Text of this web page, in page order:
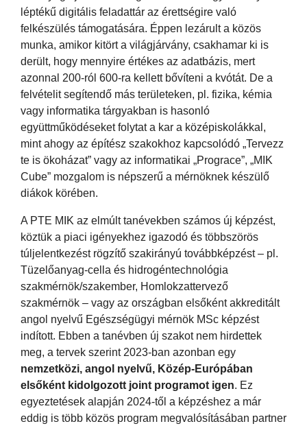
léptékű digitális feladattár az érettségire való
felkészülés támogatására. Éppen lezárult a közös
munka, amikor kitört a világjárvány, csakhamar ki is
derült, hogy mennyire értékes az adatbázis, mert
azonnal 200-ról 600-ra kellett bővíteni a kvótát. De a
felvételit segítendő más területeken, pl. fizika, kémia
vagy informatika tárgyakban is hasonló
együttműködéseket folytat a kar a középiskolákkal,
mint ahogy az építész szakokhoz kapcsolódó „Tervezz
te is ökoházat” vagy az informatikai „Prograce”, „MIK
Cube” mozgalom is népszerű a mérnöknek készülő
diákok körében.
A PTE MIK az elmúlt tanévekben számos új képzést,
köztük a piaci igényekhez igazodó és többszörös
túljelentkezést rögzítő szakirányú továbbképzést – pl.
Tüzelőanyag-cella és hidrogéntechnológia
szakmérnök/szakember, Homlokzattervező
szakmérnök – vagy az országban elsőként akkreditált
angol nyelvű Egészségügyi mérnök MSc képzést
indított. Ebben a tanévben új szakot nem hirdettek
meg, a tervek szerint 2023-ban azonban egy
nemzetközi, angol nyelvű, Közép-Európában
elsőként kidolgozott joint programot igen. Ez
egyeztetések alapján 2024-től a képzéshez a már
eddig is több közös program megvalósításában partner